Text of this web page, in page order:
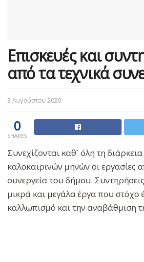
Επισκευές και
από τα τεχνικά
3 Αυγούστου 2020
0
SHARES
Συνεχίζονται καθ´ όλη τη
καλοκαιρινών μηνών οι εργασίες
συνεργεία του δήμου.
μικρά και μεγάλα έργα που στόχο
καλλωπισμό και την αναβάθμιση